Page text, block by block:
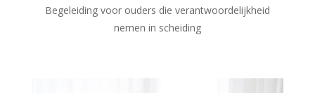
Begeleiding voor ouders die verantwoordelijkheid
nemen in scheiding